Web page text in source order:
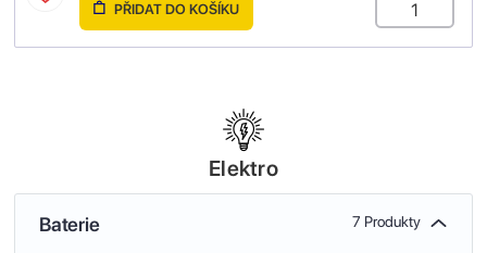
PŘIDAT DO KOŠÍKU
Elektro
Baterie 7 Produkty